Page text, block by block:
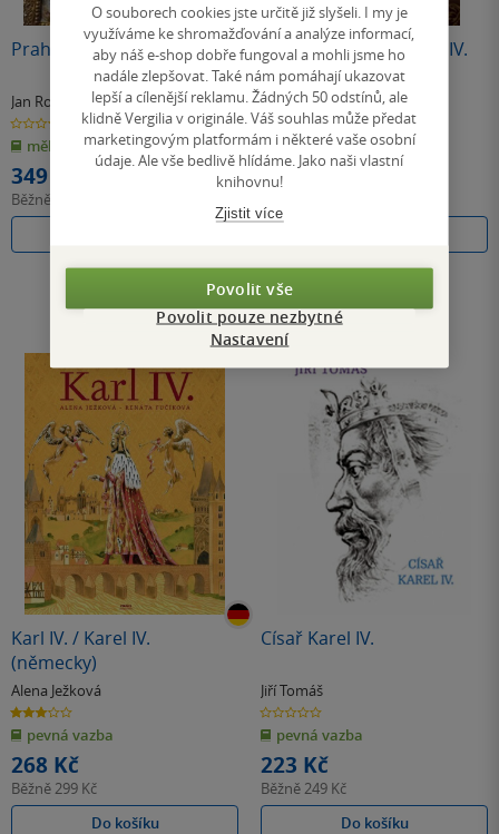
Praha Karla IV.
Jan Royt
0.0
z
5
hvězdiček
měkká vazba
349 Kč
Běžně
Vzestupy a pády Karla IV.
Jiří Bílek
0.0
5
hvězdiček
pevná vazba
303 Kč
Karl IV. / Karel IV.
(německy)
Alena Ježková
3.0
z
5
hvězdiček
pevná vazba
268 Kč
Běžně299 Kč
Do košíku
Císař Karel IV.
Jiří Tomáš
0.0
z
5
hvězdiček
pevná vazba
223 Kč
Běžně249 Kč
Do košíku
O souborech cookies jste určitě již slyšeli. I my je
využíváme ke shromažďování a analýze informací,
aby náš e-shop dobře fungoval a mohli jsme ho
nadále zlepšovat. Také nám pomáhají ukazovat
lepší a cílenější reklamu. Žádných 50 odstínů, ale
klidně Vergilia v originále. Váš souhlas může předat
marketingovým platformám i některé vaše osobní
údaje. Ale vše bedlivě hlídáme. Jako naši vlastní
knihovnu!
Zjistit více
Povolit vše
Povolit pouze nezbytné
Nastavení